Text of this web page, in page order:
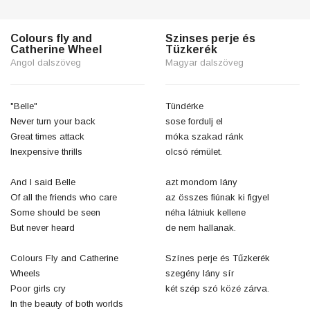
Colours fly and
Catherine Wheel
Angol dalszöveg
"Belle"
Never turn your back
Great times attack
Inexpensive thrills
And I said Belle
Of all the friends who care
Some should be seen
But never heard
Colours Fly and Catherine
Wheels
Poor girls cry
In the beauty of both worlds
Szinses perje és
Tüzkerék
Magyar dalszöveg
Tündérke
sose fordulj el
móka szakad ránk
olcsó rémület.
azt mondom lány
az összes fiúnak ki figyel
néha látniuk kellene
de nem hallanak.
Színes perje és Tűzkerék
szegény lány sír
két szép szó közé zárva.